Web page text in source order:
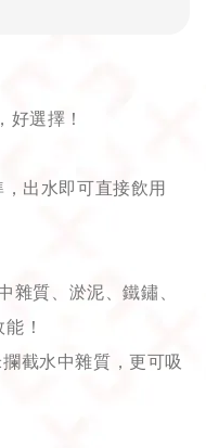
好選擇！
出水即可直接飲用
雜質、淤泥、鐵鏽、
！
截水中雜質，更可吸